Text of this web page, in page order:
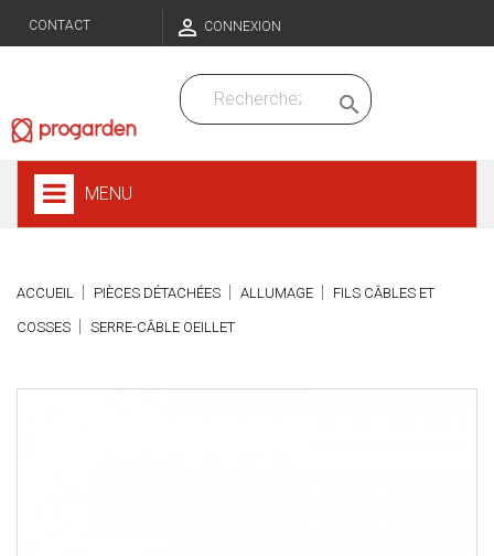
CONTACT  CONNEXION

MENU
ACCUEIL PIÈCES DÉTACHÉES ALLUMAGE FILS CÂBLES ET
COSSES SERRE-CÂBLE OEILLET